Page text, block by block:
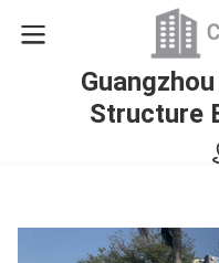
Structure